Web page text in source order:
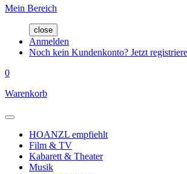
Mein Bereich
close
Anmelden
Noch kein Kundenkonto? Jetzt
0
Warenkorb
HOANZL empfiehlt
Film & TV
Kabarett & Theater
Musik